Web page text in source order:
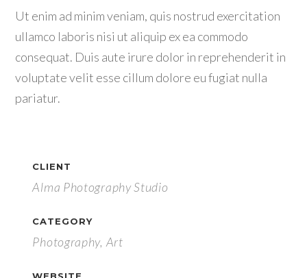
Ut enim ad minim veniam, quis nostrud exercitation
ullamco laboris nisi ut aliquip ex ea commodo
consequat. Duis aute irure dolor in reprehenderit in
voluptate velit esse cillum dolore eu fugiat nulla
pariatur.
CLIENT
Alma Photography Studio
CATEGORY
Photography, Art